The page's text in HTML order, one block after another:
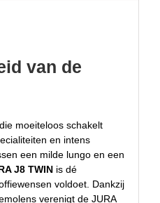
van de
moeiteloos schakelt
en intens
een milde lungo en een
J8 TWINis dé
voldoet. Dankzij
verenigt de JURA